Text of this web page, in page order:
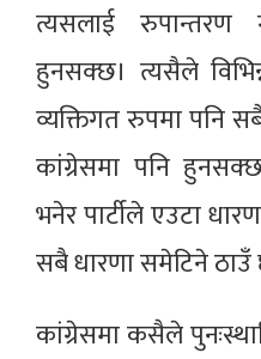
त्यसलाई
हुनसक्छ। त्यसैले
व्यक्तिगत रुपमा
कांग्रेसमा पनि
भनेर पार्टीले एउटा
सबै धारणा समेटिने ठाउँ
कांग्रेसमा कसैले